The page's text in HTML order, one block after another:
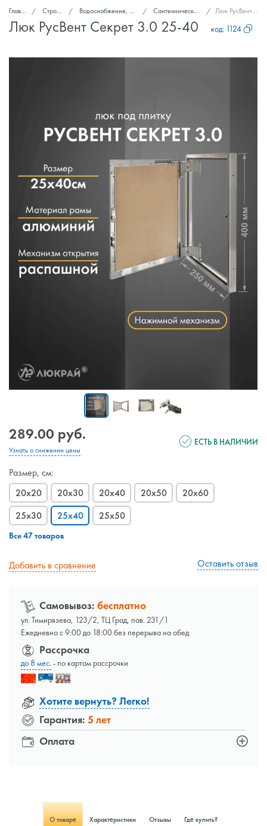
Главная Стройка и ремонт Водоснабжение, канализация, вентиляция Сантехнические ревизионные люки Люк РусВент Секрет 3.0 25-40
Люк РусВент Секрет 3.0 25-40 код: 1124
289.00 руб.
Узнать о снижении цены
ЕСТЬ В НАЛИЧИИ
Размер, см:
20x20
20x30 20x40 20x50
20x60
25x30
25x40 25x50
Все 47 товаров
Добавить в сравнение Оставить отзыв
Самовывоз: бесплатно
ул. Тимирязева, 123/2, ТЦ Град, пав. 231/1
Ежедневно с 9:00 до 18:00 без перерыва на обед
Оплата
Рассрочка
до 8 мес.- по картам рассрочки
Хотите вернуть? Легко!
Гарантия: 5 лет
О товаре Характеристики Отзывы Где купить?